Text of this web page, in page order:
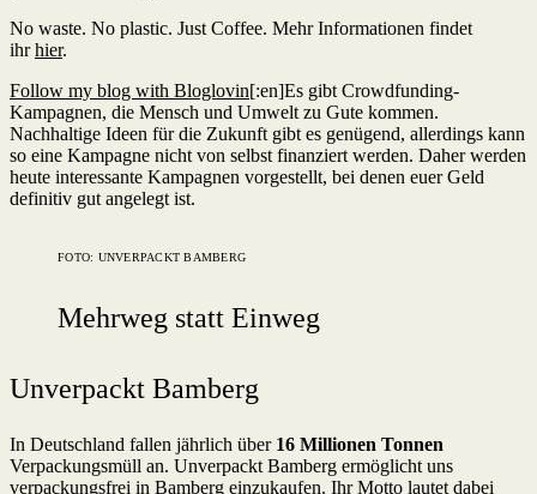
No waste. No plastic. Just Coffee. Mehr Informationen findet
ihrhier.
Follow my blog with Bloglovin[:en]Es gibt Crowdfunding-
Kampagnen, die Mensch und Umwelt zu Gute kommen.
Nachhaltige Ideen für die Zukunft gibt es genügend, allerdings kann
so eine Kampagne nicht von selbst finanziert werden. Daher werden
heute interessante Kampagnen vorgestellt, bei denen euer Geld
definitiv gut angelegt ist.
FOTO: UNVERPACKT BAMBERG
Mehrweg statt Einweg
Unverpackt Bamberg
In Deutschland fallen jährlich über 16 Millionen Tonnen
Verpackungsmüll an. Unverpackt Bamberg ermöglicht uns
verpackungsfrei in Bamberg einzukaufen. Ihr Motto lautet dabei